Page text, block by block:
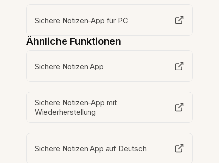
Sichere Notizen-App für PC
Ähnliche Funktionen
Sichere Notizen App
Sichere Notizen-App mit
Wiederherstellung
Sichere Notizen App auf Deutsch